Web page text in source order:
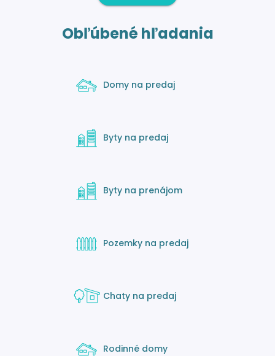
Obľúbené hľadania
Domy na predaj
Byty na predaj
Byty na prenájom
Pozemky na predaj
Chaty na predaj
Rodinné domy